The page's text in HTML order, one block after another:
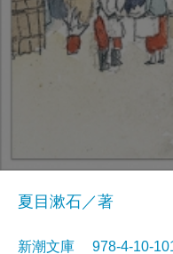
夏目漱石／著
新潮文庫 978-4-10-